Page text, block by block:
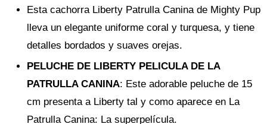
Esta cachorra Liberty Patrulla Canina de Mighty Pup
lleva un elegante uniforme coral y turquesa, y tiene
detalles bordados y suaves orejas.
PELUCHE DE LIBERTY PELICULA DE LA
PATRULLA CANINA: Este adorable peluche de 15
cm presenta a Liberty tal y como aparece en La
Patrulla Canina: La superpelícula.